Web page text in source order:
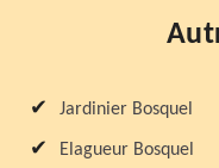
Jardinier Bosquel
Elagueur Bosquel